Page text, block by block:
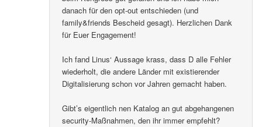
danach für den opt-out entschieden (und
family&friends Bescheid gesagt). Herzlichen Dank
für Euer Engagement!
Ich fand Linus‘ Aussage krass, dass D alle Fehler
wiederholt, die andere Länder mit existierender
Digitalisierung schon vor Jahren gemacht haben.
Gibt’s eigentlich nen Katalog an gut abgehangenen
security-Maßnahmen, den ihr immer empfehlt?